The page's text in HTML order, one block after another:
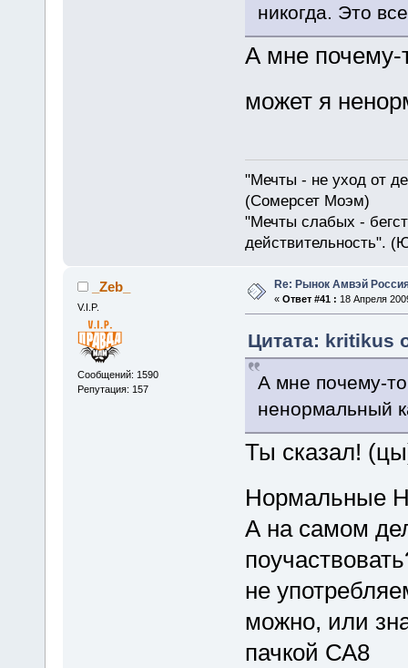
никогда. Это
А мне почему-
может я
"Мечты - не уход от
(Сомерсет Моэм)
"Мечты слабых -
действительность".
_Zeb_
V.I.P.
Сообщений: 1590
Репутация: 157
Re: Рынок Амвэй
« Ответ #41 : 18 Апреля
Цитата: kritikus
А мне почему-
ненормальный
Ты сказал!
Нормальные
А на самом
не
можно, или
пачкой СА8